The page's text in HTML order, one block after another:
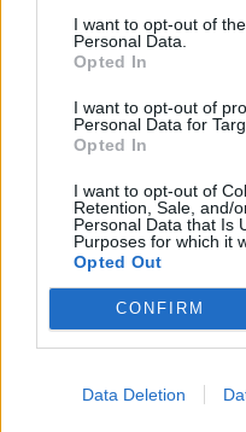
I want to opt-out of
Personal Data.
Opted In
I want to opt-out of
Personal Data for
Opted In
I want to opt-out of
Retention, Sale, and/
Personal Data that Is
Purposes for which it
Opted Out
CONFIRM
Data Deletion
GRĀMATAS UN ŽURNĀLI
Izdota Kristīnes Stakenas
mans žanrs"